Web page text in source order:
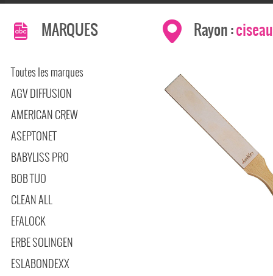
MARQUES
Toutes les marques
AGV DIFFUSION
AMERICAN CREW
ASEPTONET
BABYLISS PRO
BOB TUO
CLEAN ALL
EFALOCK
ERBE SOLINGEN
ESLABONDEXX
Rayon :